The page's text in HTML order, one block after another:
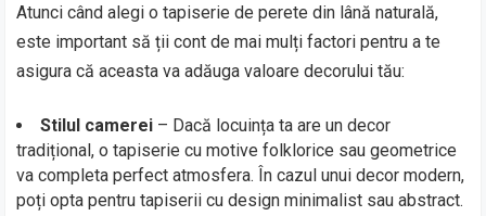
Atunci când alegi o tapiserie de perete din lână naturală,
este important să ții cont de mai mulți factori pentru a te
asigura că aceasta va adăuga valoare decorului tău:
Stilul camerei – Dacă locuința ta are un decor
tradițional, o tapiserie cu motive folklorice sau geometrice
va completa perfect atmosfera. În cazul unui decor modern,
poți opta pentru tapiserii cu design minimalist sau abstract.